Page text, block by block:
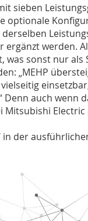
sieben
optionale
ergänzt werden.
was sonst nur
„MEHP
Denn auch wenn
Mitsubishi
in der